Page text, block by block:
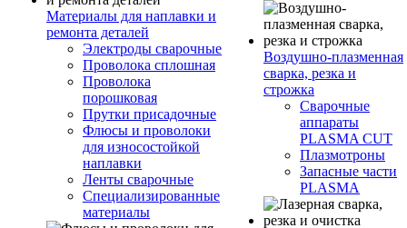
Материалы для наплавки и
ремонта деталей
Электроды сварочные
Проволока сплошная
Проволока
порошковая
Прутки присадочные
Флюсы и проволоки
для износостойкой
наплавки
Ленты сварочные
Специализированные
материалы
Воздушно-плазменная
сварка, резка и
строжка
Сварочные
аппараты
PLASMA CUT
Плазмотроны
Запасные части
PLASMA